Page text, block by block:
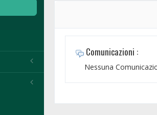
Comunicazioni :
Nessuna